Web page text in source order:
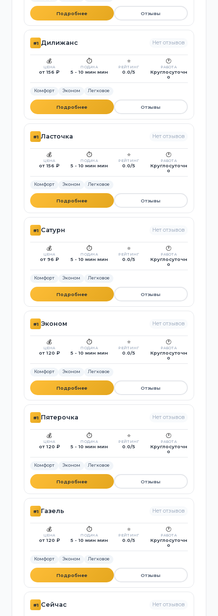
Подробнее Отзывы
#1 Дилижанс Нет отзывов
💰
ЦЕНА
от 156 ₽
⏱️
ПОДАЧА
5 - 10 мин мин
⭐
РЕЙТИНГ
0.0/5
🕐
РАБОТА
Круглосуточн
о
Комфорт Эконом Легковое
Подробнее Отзывы
#1 Ласточка Нет отзывов
💰
ЦЕНА
от 156 ₽
⏱️
ПОДАЧА
5 - 10 мин мин
⭐
РЕЙТИНГ
0.0/5
🕐
РАБОТА
Круглосуточн
о
Комфорт Эконом Легковое
Подробнее Отзывы
#1 Сатурн Нет отзывов
💰
ЦЕНА
от 96 ₽
⏱️
ПОДАЧА
5 - 10 мин мин
⭐
РЕЙТИНГ
0.0/5
🕐
РАБОТА
Круглосуточн
о
Комфорт Эконом Легковое
Подробнее Отзывы
#1 Эконом Нет отзывов
💰
ЦЕНА
от 120 ₽
⏱️
ПОДАЧА
5 - 10 мин мин
⭐
РЕЙТИНГ
0.0/5
🕐
РАБОТА
Круглосуточн
о
Комфорт Эконом Легковое
Подробнее Отзывы
#1 Пятерочка Нет отзывов
💰
ЦЕНА
от 120 ₽
⏱️
ПОДАЧА
5 - 10 мин мин
⭐
РЕЙТИНГ
0.0/5
🕐
РАБОТА
Круглосуточн
о
Комфорт Эконом Легковое
Подробнее Отзывы
#1 Газель Нет отзывов
💰
ЦЕНА
от 120 ₽
⏱️
ПОДАЧА
5 - 10 мин мин
⭐
РЕЙТИНГ
0.0/5
🕐
РАБОТА
Круглосуточн
о
Комфорт Эконом Легковое
Подробнее Отзывы
#1 Сейчас Нет отзывов